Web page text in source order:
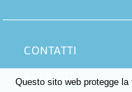
CONTATTI
AREA SOCI
Questo sito web protegge